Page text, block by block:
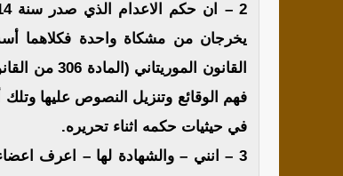
يخرجان من مشكاة واحدة فكلاهما
القانون
فهم الوقائع وتنزيل النصوص عليها
في حيثيات حكمه اثناء تحريره.
3 – انني – والشهادة لها – اعرف